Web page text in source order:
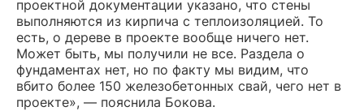
проектной документации указано, что стены
выполняются из кирпича с теплоизоляцией. То
есть, о дереве в проекте вообще ничего нет.
Может быть, мы получили не все. Раздела о
фундаментах нет, но по факту мы видим, что
вбито более 150 железобетонных свай, чего нет в
проекте», — пояснила Бокова.